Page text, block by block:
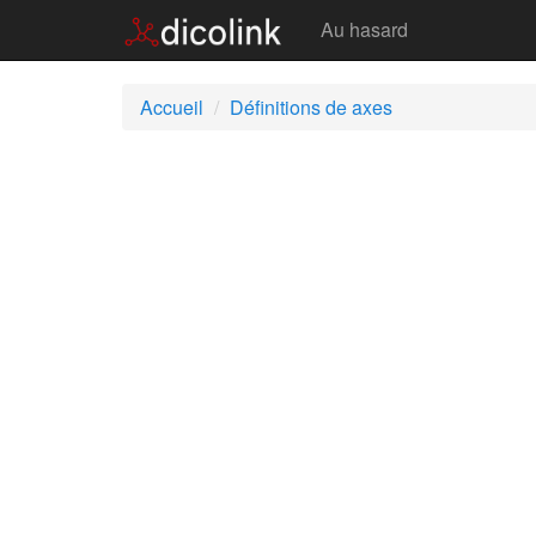
Au hasard
Accueil Définitions de axes
Axes